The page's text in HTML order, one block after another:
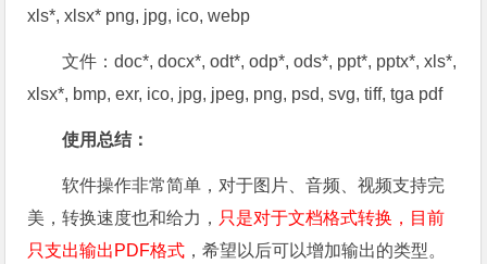
xls*, xlsx* png, jpg, ico, webp
文件：doc*, docx*, odt*, odp*, ods*, ppt*, pptx*, xls*,
xlsx*, bmp, exr, ico, jpg, jpeg, png, psd, svg, tiff, tga pdf
使用总结：
软件操作非常简单，对于图片、音频、视频支持完
美，转换速度也和给力， 只是对于文档格式转换，目前
只支出输出PDF格式 ，希望以后可以增加输出的类型。